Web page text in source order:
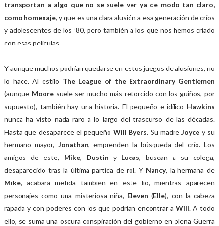
transportan a algo que no se suele ver ya de modo tan claro,
como homenaje,y que es una clara alusión a esa generación de críos
y adolescentes de los ’80, pero también a los que nos hemos criado
con esas películas.
Y aunque muchos podrían quedarse en estos juegos de alusiones, no
lo hace. Al estilo The League of the Extraordinary Gentlemen
(aunque Mooresuele ser mucho más retorcido con los guiños, por
supuesto), también hay una historia. El pequeño e idílico Hawkins
nunca ha visto nada raro a lo largo del trascurso de las décadas.
Hasta que desaparece el pequeño Will Byers. Su madreJoyce y su
hermano mayor, Jonathan, emprenden la búsqueda del crío. Los
amigos de este, Mike, Dustin y Lucas, buscan a su colega,
desaparecido tras la última partida de rol. Y Nancy, la hermana de
Mike, acabará metida también en este lío, mientras aparecen
personajes como una misteriosa niña, Eleven (Elle), con la cabeza
rapada y con poderes con los que podrían encontrar a Will. A todo
ello, se suma una oscura conspiración del gobierno en plena Guerra